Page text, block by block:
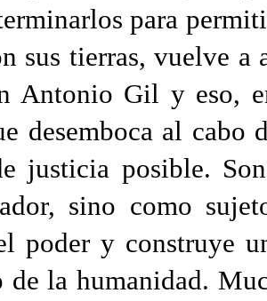
para
sus tierras, vuelve
Antonio Gil y eso,
desemboca al
justicia posible.
sino como
poder y construye
de la humanidad.